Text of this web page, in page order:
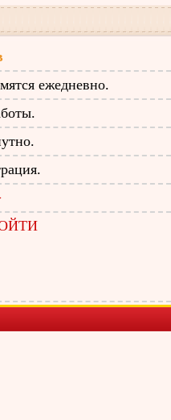
ежедневно.